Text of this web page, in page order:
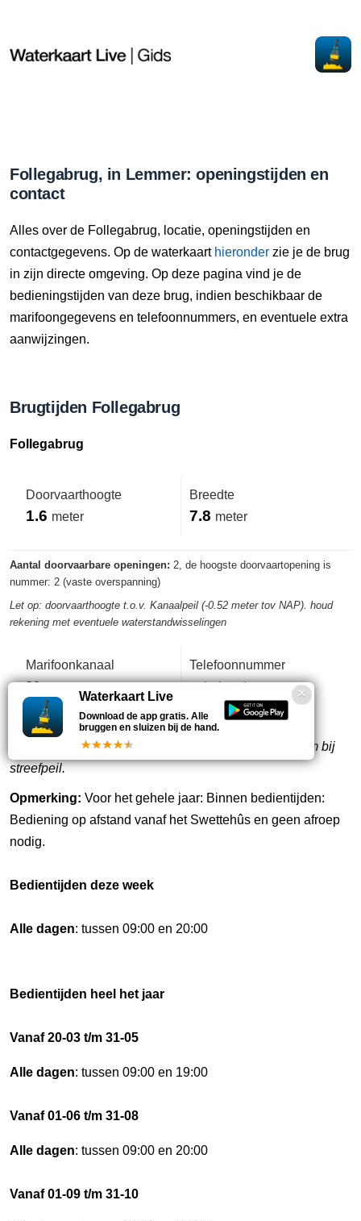
Follegabrug, in Lemmer: openingstijden en
contact
Alles over de Follegabrug, locatie, openingstijden en
contactgegevens. Op de waterkaart hieronder zie je de brug
in zijn directe omgeving. Op deze pagina vind je de
bedieningstijden van deze brug, indien beschikbaar de
marifoongegevens en telefoonnummers, en eventuele extra
aanwijzingen.
Brugtijden Follegabrug
Follegabrug
Doorvaarthoogte
1.6 meter
Breedte
7.8 meter
Aantal doorvaarbare openingen: 2, de hoogste doorvaartopening is
nummer: 2 (vaste overspanning)
Let op: doorvaarthoogte t.o.v. Kanaalpeil (-0.52 meter tov NAP). houd
rekening met eventuele waterstandwisselingen
Marifoonkanaal
80
Telefoonnummer
onbekend
Let op: Doorvaarthoogte Saatsenbrêge (Eanjum) 1,5m bij
streefpeil.
Opmerking: Voor het gehele jaar: Binnen bedientijden:
Bediening op afstand vanaf het Swettehûs en geen afroep
nodig.
Bedientijden deze week
Alle dagen: tussen 09:00 en 20:00
Bedientijden heel het jaar
Vanaf 20-03 t/m 31-05
Alle dagen: tussen 09:00 en 19:00
Vanaf 01-06 t/m 31-08
Alle dagen: tussen 09:00 en 20:00
Vanaf 01-09 t/m 31-10
Waterkaart Live
Download de app gratis. Alle
bruggen en sluizen bij de hand.